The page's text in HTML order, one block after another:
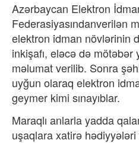
Azərbaycan Elektron
Federasiyasındanverilən
elektron idman növlərinin
inkişafı, eləcə də mötəbər
məlumat verilib. Sonra
uyğun olaraq elektron
geymer kimi sınayıblar.
Maraqlı anlarla yadda
uşaqlara xatirə